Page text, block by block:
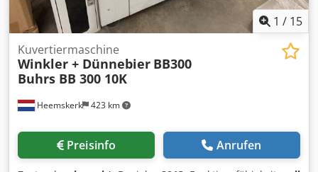
1 / 15
Heemskerk 423 km
Kuvertiermaschine
Winkler + Dünnebier BB300
Buhrs BB 300 10K
Preisinfo Anrufen